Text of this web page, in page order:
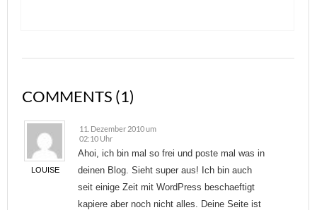
COMMENTS (1)
LOUISE
11. Dezember 2010 um
02:10 Uhr
Ahoi, ich bin mal so frei und poste mal was in
deinen Blog. Sieht super aus! Ich bin auch
seit einige Zeit mit WordPress beschaeftigt
kapiere aber noch nicht alles. Deine Seite ist